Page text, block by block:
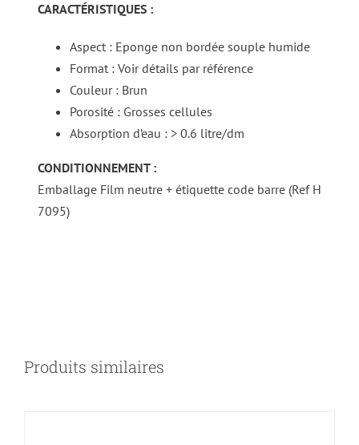
CARACTÉRISTIQUES :
Aspect : Eponge non bordée souple humide
Format : Voir détails par référence
Couleur : Brun
Porosité : Grosses cellules
Absorption d’eau : > 0.6 litre/dm
CONDITIONNEMENT :
Emballage Film neutre + étiquette code barre (Ref H
7095)
Produits similaires